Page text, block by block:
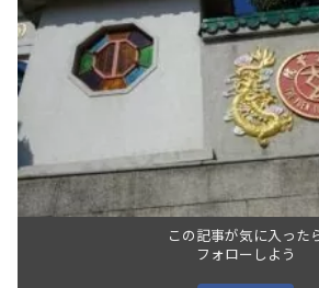
この記事が気に入った
フォローしよう